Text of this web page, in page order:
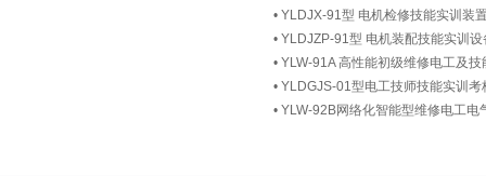
• YLDJX-91型 电机检修技能实训装
• YLDJZP-91型 电机装配技能实训设
• YLW-91A 高性能初级维修电工及
• YLDGJS-01型电工技师技能实训考
• YLW-92B网络化智能型维修电工电